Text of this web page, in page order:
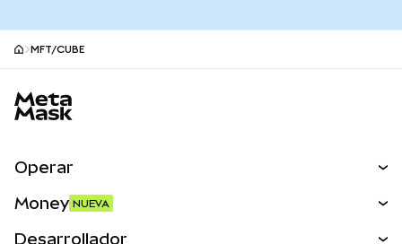
MFT/CUBE
Operar
Money NUEVA
Desarrollador